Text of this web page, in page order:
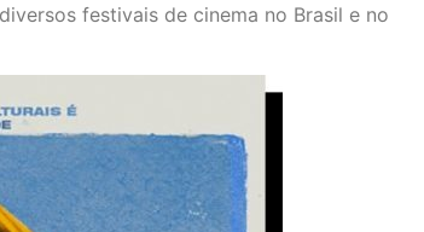
festivais de cinema no Brasil e no